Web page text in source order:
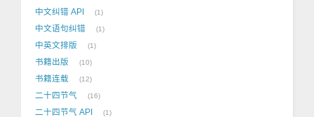
中文纠错 API 1
中文语句纠错 1
中英文排版 1
书籍出版 10
书籍连载 12
二十四节气 16
二十四节气 API 1